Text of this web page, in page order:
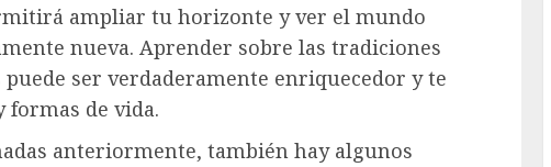
ampliar tu horizonte y ver el mundo
nueva. Aprender sobre las tradiciones
ser verdaderamente enriquecedor y te
formas de vida.
anteriormente, también hay algunos